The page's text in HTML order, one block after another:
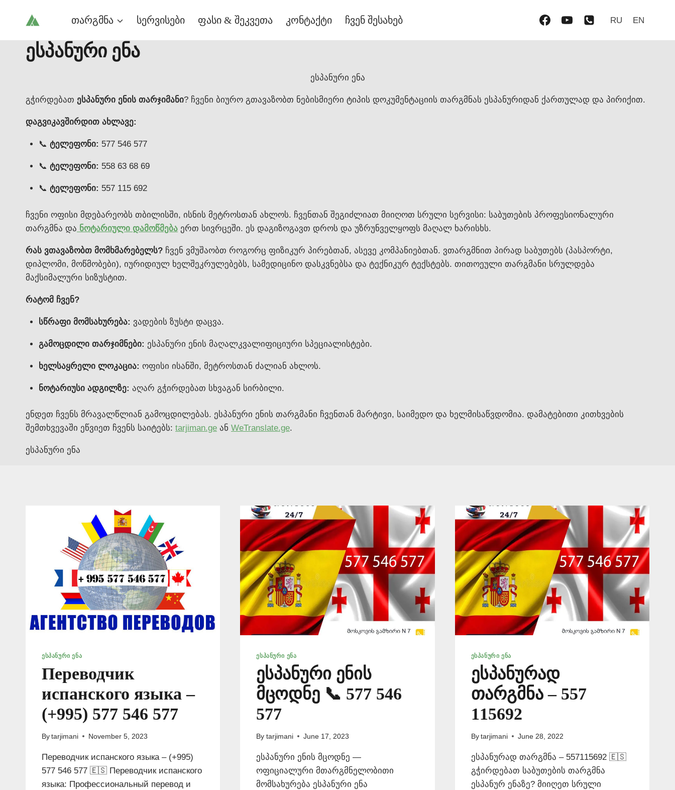
თარგმნა სერვისები ფასი & შეკვეთა კონტაქტი ჩვენ შესახებ RU EN
ესპანური ენა
ესპანური ენა
გჭირდებათ ესპანური ენის თარჯიმანი? ჩვენი ბიურო გთავაზობთ ნებისმიერი ტიპის დოკუმენტაციის თარგმნას ესპანურიდან ქართულად და პირიქით.
დაგვიკავშირდით ახლავე:
📞 ტელეფონი: 577 546 577
📞 ტელეფონი: 558 63 68 69
📞 ტელეფონი: 557 115 692
ჩვენი ოფისი მდებარეობს თბილისში, ისნის მეტროსთან ახლოს. ჩვენთან შეგიძლიათ მიიღოთ სრული სერვისი: საბუთების პროფესიონალური
თარგმნა და ნოტარიული დამოწმება ერთ სივრცეში. ეს დაგიზოგავთ დროს და უზრუნველყოფს მაღალ ხარისხს.
რას ვთავაზობთ მომხმარებელს? ჩვენ ვმუშაობთ როგორც ფიზიკურ პირებთან, ასევე კომპანიებთან. ვთარგმნით პირად საბუთებს (პასპორტი,
დიპლომი, მოწმობები), იურიდიულ ხელშეკრულებებს, სამედიცინო დასკვნებსა და ტექნიკურ ტექსტებს. თითოეული თარგმანი სრულდება
მაქსიმალური სიზუსტით.
რატომ ჩვენ?
სწრაფი მომსახურება: ვადების ზუსტი დაცვა.
გამოცდილი თარჯიმნები: ესპანური ენის მაღალკვალიფიციური სპეციალისტები.
ხელსაყრელი ლოკაცია: ოფისი ისანში, მეტროსთან ძალიან ახლოს.
ნოტარიუსი ადგილზე: აღარ გჭირდებათ სხვაგან სირბილი.
ენდეთ ჩვენს მრავალწლიან გამოცდილებას. ესპანური ენის თარგმანი ჩვენთან მარტივი, საიმედო და ხელმისაწვდომია. დამატებითი კითხვების
შემთხვევაში ეწვიეთ ჩვენს საიტებს: tarjiman.ge ან WeTranslate.ge.
ესპანური ენა
ᲔᲡᲞᲐᲜᲣᲠᲘ ᲔᲜᲐ
Переводчик
испанского языка –
(+995) 577 546 577
By tarjimani November 5, 2023
Переводчик испанского языка – (+995)
577 546 577 🇪🇸 Переводчик испанского
языка: Профессиональный перевод и
ᲔᲡᲞᲐᲜᲣᲠᲘ ᲔᲜᲐ
ესპანური ენის
მცოდნე 📞 577 546
577
By tarjimani June 17, 2023
ესპანური ენის მცოდნე —
ოფიციალური მთარგმნელობითი
მომსახურება ესპანური ენა
ᲔᲡᲞᲐᲜᲣᲠᲘ ᲔᲜᲐ
ესპანურად
თარგმნა – 557
115692
By tarjimani June 28, 2022
ესპანურად თარგმნა – 557115692 🇪🇸
გჭირდებათ საბუთების თარგმნა
ესპანურ ენაზე? მიიღეთ სრული